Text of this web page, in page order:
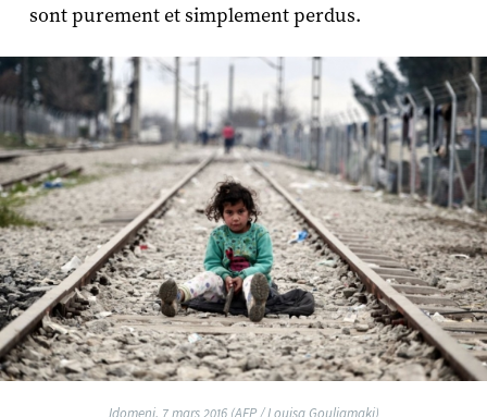
sont purement et simplement perdus.
Idomeni, 7 mars 2016 (AFP / Louisa Gouliamaki)